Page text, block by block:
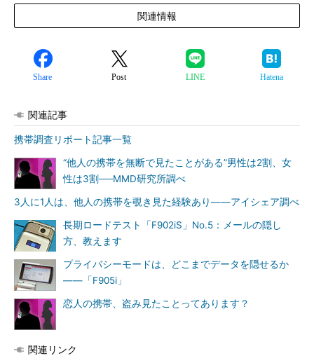
関連情報
Share Post LINE Hatena
関連記事
携帯調査リポート記事一覧
“他人の携帯を無断で見たことがある”男性は2割、女
性は3割──MMD研究所調べ
3人に1人は、他人の携帯を覗き見た経験あり――アイシェア調べ
長期ロードテスト「F902iS」No.5：メールの隠し
方、教えます
プライバシーモードは、どこまでデータを隠せるか
――「F905i」
恋人の携帯、盗み見たことってあります？
関連リンク